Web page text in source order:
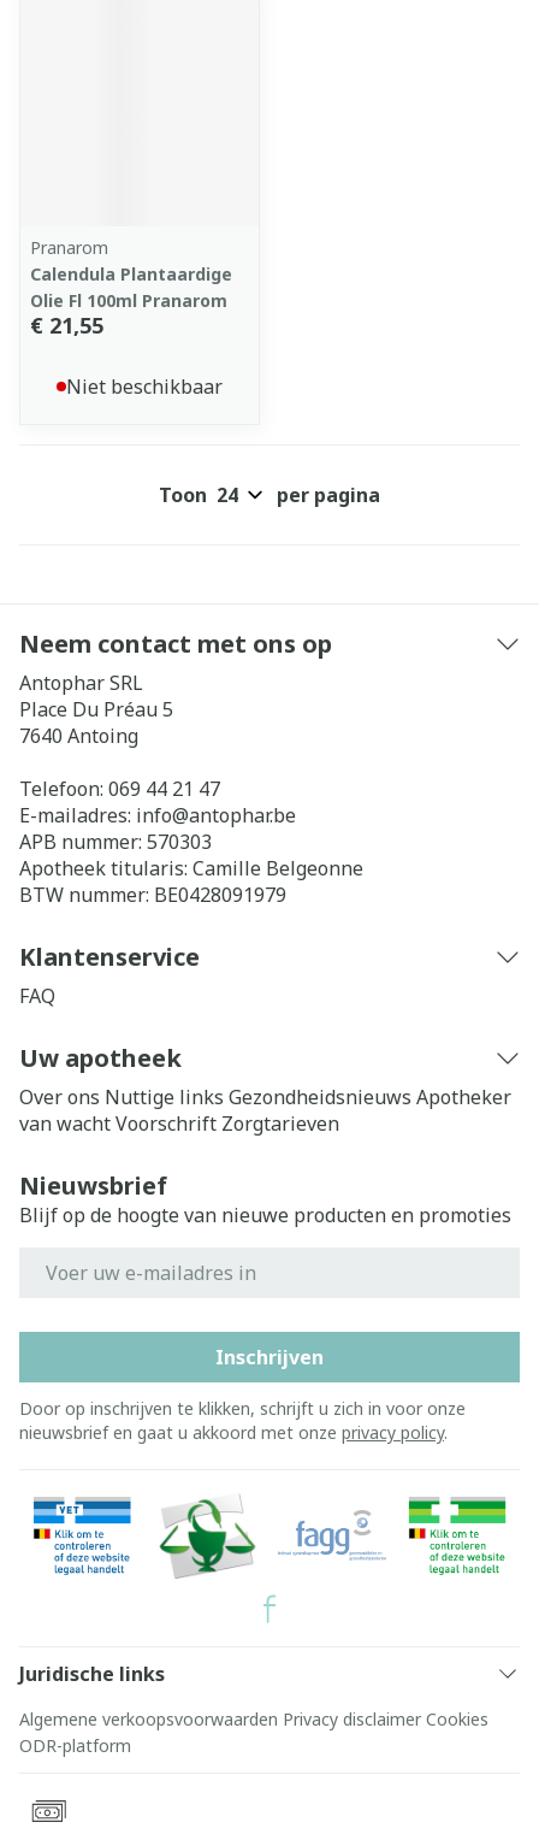
Pranarom
Calendula Plantaardige
Olie Fl 100ml Pranarom
€ 21,55
Niet beschikbaar
Toon per pagina
Neem contact met ons op
Antophar SRL
Place Du Préau 5
7640 Antoing
Telefoon: 069 44 21 47
E-mailadres: info@antophar.be
APB nummer: 570303
Apotheek titularis: Camille Belgeonne
BTW nummer: BE0428091979
Klantenservice
FAQ
Uw apotheek
Over ons Nuttige links Gezondheidsnieuws Apotheker
van wachtVoorschrift Zorgtarieven
Nieuwsbrief
Blijf op de hoogte van nieuwe producten en promoties
Inschrijven
Door op inschrijven te klikken, schrijft u zich in voor onze
nieuwsbrief en gaat u akkoord met onze privacy policy.
Juridische links
Algemene verkoopsvoorwaarden Privacy disclaimer Cookies
ODR-platform